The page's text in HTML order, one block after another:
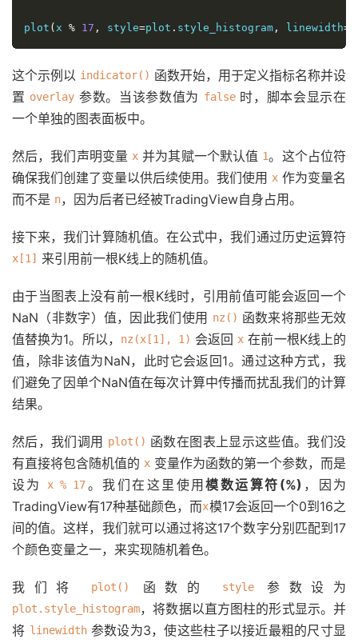
plot ( x % 17 , style=plot . style_histogram , linewidth=
这个示例以 indicator() 函数开始，用于定义指标名称并设
置 overlay 参数。当该参数值为 false时，脚本会显示在
一个单独的图表面板中。
然后，我们声明变量x 并为其赋一个默认值 1。这个占位符
确保我们创建了变量以供后续使用。我们使用 x 作为变量名
而不是 n，因为后者已经被TradingView自身占用。
接下来，我们计算随机值。在公式中，我们通过历史运算符
x[1] 来引用前一根K线上的随机值。
由于当图表上没有前一根K线时，引用前值可能会返回一个
NaN（非数字）值，因此我们使用
nz() 函数来将那些无效
值替换为1。所以，
nz(x[1], 1) 会返回x 在前一根K线上的
值，除非该值为NaN，此时它会返回1。通过这种方式，我
们避免了因单个NaN值在每次计算中传播而扰乱我们的计算
结果。
然后，我们调用 plot() 函数在图表上显示这些值。我们没
有直接将包含随机值的 x 变量作为函数的第一个参数，而是
设为x % 17。我们在这里使用模数运算符(%) ，因为
TradingView有17种基础颜色，而x模17会返回一个0到16之
间的值。这样，我们就可以通过将这17个数字分别匹配到17
个颜色变量之一，来实现随机着色。
我们将 plot() 函数的 style参数设为
plot.style_histogram，将数据以直方图柱的形式显示。并
将 linewidth参数设为3，使这些柱子以接近最粗的尺寸显